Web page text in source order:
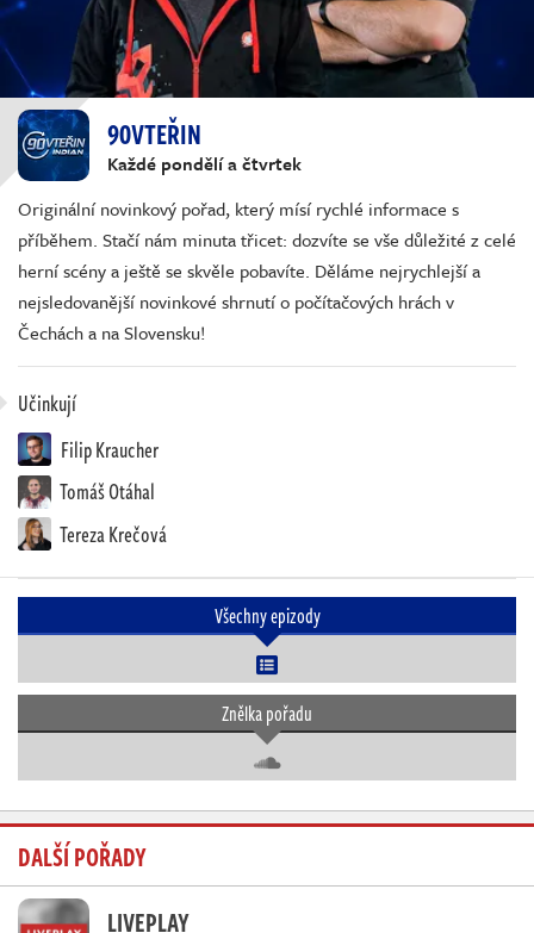
90VTEŘIN
Každé pondělí a čtvrtek
Originální novinkový pořad, který mísí rychlé informace s
příběhem. Stačí nám minuta třicet: dozvíte se vše důležité z celé
herní scény a ještě se skvěle pobavíte. Děláme nejrychlejší a
nejsledovanější novinkové shrnutí o počítačových hrách v
Čechách a na Slovensku!
Učinkují
Filip Kraucher
Tomáš Otáhal
Tereza Krečová
Všechny epizody
Znělka pořadu
DALŠÍ POŘADY
LIVEPLAY